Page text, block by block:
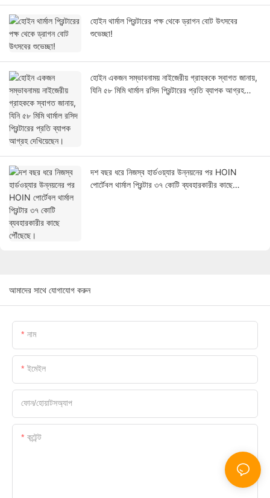
হোইন থার্মাল প্রিন্টারের পক্ষ থেকে ড্রাগন বোট উৎসবের
শুভেচ্ছা!
হোইন একজন সম্ভাবনাময় নাইজেরীয় গ্রাহককে স্বাগত জানায়,
যিনি ৫৮ মিমি থার্মাল রসিদ প্রিন্টারের প্রতি ব্যাপক আগ্রহ
দশ বছর ধরে নিজস্ব হার্ডওয়্যার উন্নয়নের পর HOIN
পোর্টেবল থার্মাল প্রিন্টার ৩৭ কোটি ব্যবহারকারীর কাছে
আমাদের সাথে যোগাযোগ করুন
নাম
ইমেইল
ফোন/হোয়াটসঅ্যাপ
কন্টেন্ট